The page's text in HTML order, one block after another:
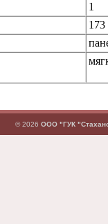
1
173
© 2026 ООО "ГУК